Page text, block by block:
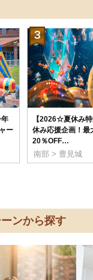
ー
【2026☆夏休み
休み応援企画！最
20％OFF…
南部 > 豊見城
ーンから探す